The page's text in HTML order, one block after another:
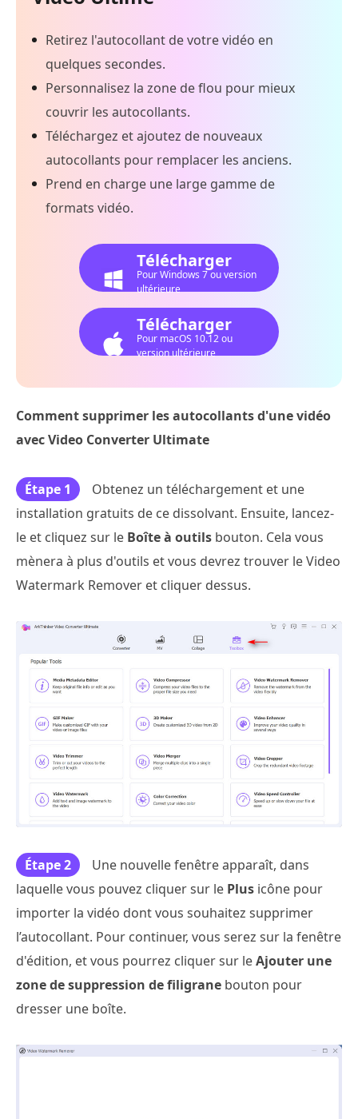
Retirez l'autocollant de votre vidéo en
quelques secondes.
Personnalisez la zone de flou pour mieux
couvrir les autocollants.
Téléchargez et ajoutez de nouveaux
autocollants pour remplacer les anciens.
Prend en charge une large gamme de
formats vidéo.
Télécharger
Pour Windows 7 ou version
ultérieure
Télécharger
Pour macOS 10.12 ou
version ultérieure
Comment supprimer les autocollants d'une vidéo
avec Video Converter Ultimate
Étape 1
Obtenez un téléchargement et une
installation gratuits de ce dissolvant. Ensuite, lancez-
le et cliquez sur le Boîte à outils bouton. Cela vous
mènera à plus d'outils et vous devrez trouver le Video
Watermark Remover et cliquer dessus.
Étape 2
Une nouvelle fenêtre apparaît, dans
laquelle vous pouvez cliquer sur le Plus icône pour
importer la vidéo dont vous souhaitez supprimer
l’autocollant. Pour continuer, vous serez sur la fenêtre
d'édition, et vous pourrez cliquer sur leAjouter une
zone de suppression de filigrane bouton pour
dresser une boîte.